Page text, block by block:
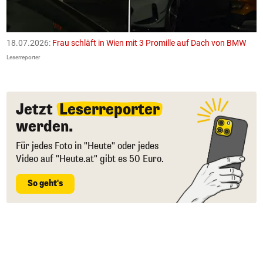
18.07.2026: Frau schläft in Wien mit 3 Promille auf Dach von BMW
Leserreporter
Jetzt Leserreporter
werden.
Für jedes Foto in "Heute" oder jedes
Video auf "Heute.at" gibt es 50 Euro.
So geht's